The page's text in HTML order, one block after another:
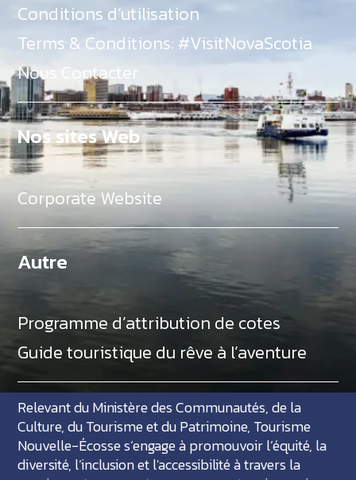
Conditions d’utilisation
Terms & Conditions: #VisitNovaScotia
Nous Contacter
Nos sites Web
Corporate Website
Autre
Programme d’attribution de cotes
Guide touristique du rêve à l’aventure
Relevant du Ministère des Communautés, de la
Culture, du Tourisme et du Patrimoine, Tourisme
Nouvelle-Écosse s’engage à promouvoir l’équité, la
diversité, l’inclusion et l'accessibilité à travers la